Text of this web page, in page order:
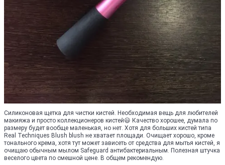
Силиконовая щетка для чистки кистей. Необходимая вещь для любителей
макияжа и просто коллекционеров кистей😃 Качество хорошее, думала по
размеру будет вообще маленькая, но нет. Хотя для больших кистей типа
Real Techniques Blush blush не хватает площади. Очищает хорошо, кроме
тонального крема, хотя тут может зависеть от средства для мытья кистей, я
очищаю обычным мылом Safeguard антибактериальным. Полезная штучка
веселого цвета по смешной цене. В общем рекомендую.